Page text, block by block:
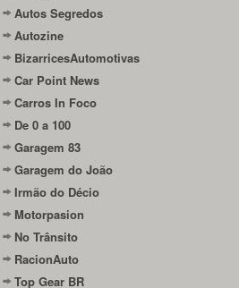
Autos Segredos
Autozine
BizarricesAutomotivas
Car Point News
Carros In Foco
De 0 a 100
Garagem 83
Garagem do João
Irmão do Décio
Motorpasion
No Trânsito
RacionAuto
Top Gear BR